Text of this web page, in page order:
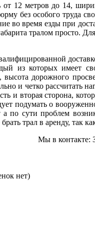
12 метров до 14,
без особого труда
во время езды при
тралом просто.
из которых имеет
высота дорожного
и четко
и вторая сторона,
подумать о
а по сути проблем
трал в аренду, так
Мы в контакте:
нет)